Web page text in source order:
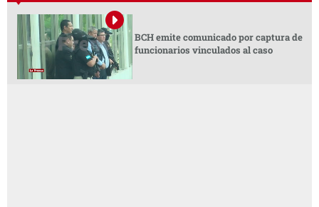
BCH emite comunicado por captura de
funcionarios vinculados al caso